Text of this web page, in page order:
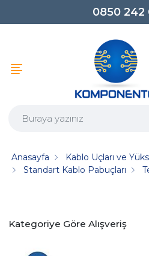
0850 242
Anasayfa Kablo Uçları ve
Standart Kablo Pabuçları
Kategoriye Göre Alışveriş